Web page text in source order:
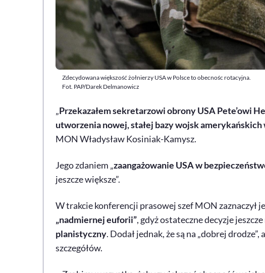
Zdecydowana większość żołnierzy USA w Polsce to obecnośc rotacyjna.
Fot. PAP/Darek Delmanowicz
„Przekazałem sekretarzowi obrony USA Pete’owi
utworzenia nowej, stałej bazy wojsk amerykańskich
MON Władysław Kosiniak-Kamysz.
Jego zdaniem „zaangażowanie USA w
jeszcze większe”.
W trakcie konferencji prasowej szef MON zaznaczył
„nadmiernej euforii”, gdyż ostateczne decyzje jeszcze
planistyczny. Dodał jednak, że są na „dobrej
szczegółów.